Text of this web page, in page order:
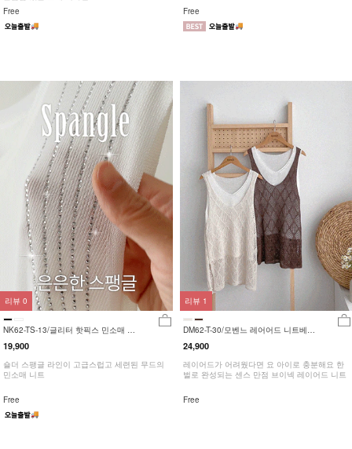
Free
Free
NK62-TS-13/글리터 핫픽스 민소매 니
트_HR
19,900
숄더 스팽글 라인이 고급스럽고 세련된 무드의
민소매 니트
Free
리뷰 0
DM62-T-30/모벤느 레어어드 니트베스
트_JY
24,900
레이어드가 어려웠다면 요 아이로 충분해요 한
벌로 완성되는 센스 만점 브이넥 레이어드 니트
Free
리뷰 1